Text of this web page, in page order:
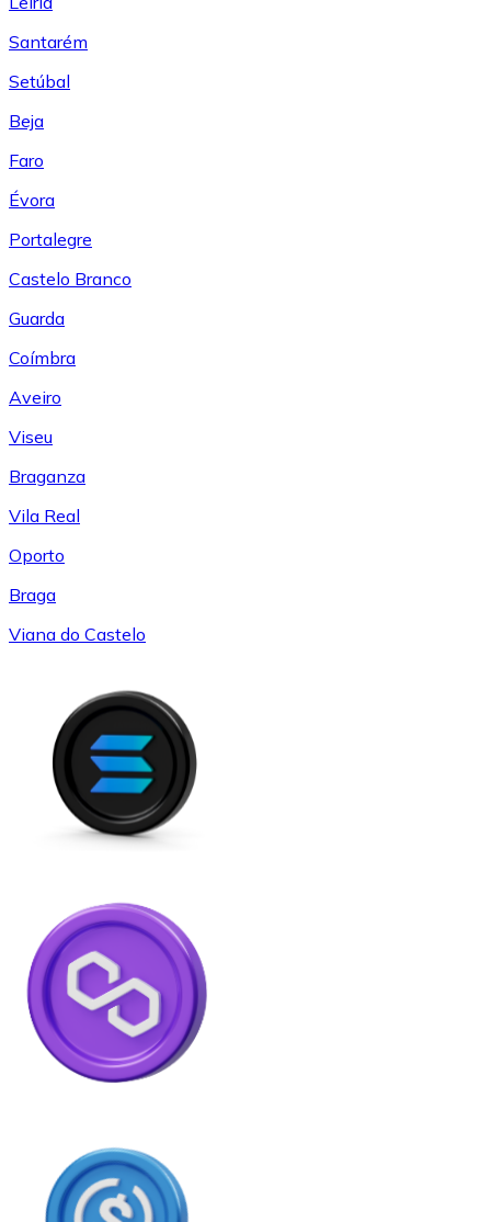
Santarém
Setúbal
Beja
Faro
Évora
Portalegre
Castelo Branco
Guarda
Coímbra
Aveiro
Viseu
Braganza
Vila Real
Oporto
Braga
Viana do Castelo